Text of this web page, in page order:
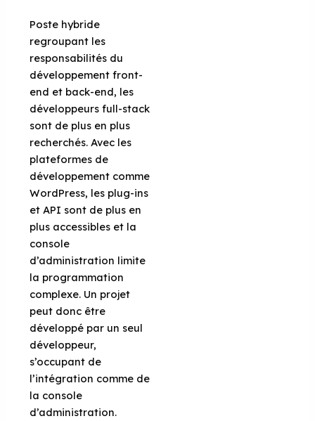
Poste hybride
regroupant les
responsabilités du
développement front-
end et back-end, les
développeurs full-stack
sont de plus en plus
recherchés. Avec les
plateformes de
développement comme
WordPress, les plug-ins
et API sont de plus en
plus accessibles et la
console
d’administration limite
la programmation
complexe. Un projet
peut donc être
développé par un seul
développeur,
s’occupant de
l’intégration comme de
la console
d’administration.